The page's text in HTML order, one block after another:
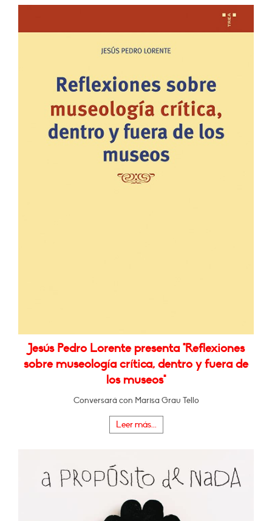
Jesús Pedro Lorente presenta "Reflexiones
sobre museología crítica, dentro y fuera de
los museos"
Conversará con Marisa Grau Tello
Leer más...